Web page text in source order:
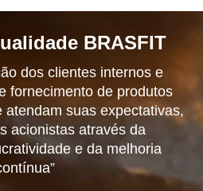
BRASFIT
dos clientes internos e
fornecimento de produtos
atendam suas expectativas,
acionistas através da
e da melhoria